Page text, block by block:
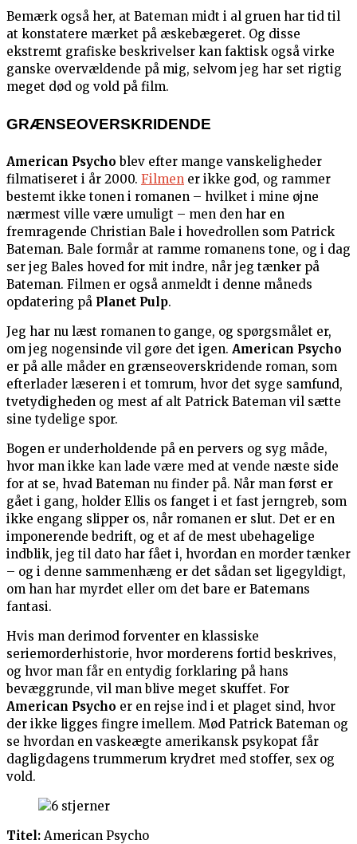
Bemærk også her, at Bateman midt i al gruen har tid til
at konstatere mærket på æskebægeret. Og disse
ekstremt grafiske beskrivelser kan faktisk også virke
ganske overvældende på mig, selvom jeg har set rigtig
meget død og vold på film.
GRÆNSEOVERSKRIDENDE
American Psycho blev efter mange vanskeligheder
filmatiseret i år 2000. Filmen er ikke god, og rammer
bestemt ikke tonen i romanen – hvilket i mine øjne
nærmest ville være umuligt – men den har en
fremragende Christian Bale i hovedrollen som Patrick
Bateman. Bale formår at ramme romanens tone, og i dag
ser jeg Bales hoved for mit indre, når jeg tænker på
Bateman. Filmen er også anmeldt i denne måneds
opdatering på Planet Pulp.
Jeg har nu læst romanen to gange, og spørgsmålet er,
om jeg nogensinde vil gøre det igen. American Psycho
er på alle måder en grænseoverskridende roman, som
efterlader læseren i et tomrum, hvor det syge samfund,
tvetydigheden og mest af alt Patrick Bateman vil sætte
sine tydelige spor.
Bogen er underholdende på en pervers og syg måde,
hvor man ikke kan lade være med at vende næste side
for at se, hvad Bateman nu finder på. Når man først er
gået i gang, holder Ellis os fanget i et fast jerngreb, som
ikke engang slipper os, når romanen er slut. Det er en
imponerende bedrift, og et af de mest ubehagelige
indblik, jeg til dato har fået i, hvordan en morder tænker
– og i denne sammenhæng er det sådan set ligegyldigt,
om han har myrdet eller om det bare er Batemans
fantasi.
Hvis man derimod forventer en klassiske
seriemorderhistorie, hvor morderens fortid beskrives,
og hvor man får en entydig forklaring på hans
bevæggrunde, vil man blive meget skuffet. For
American Psycho er en rejse ind i et plaget sind, hvor
der ikke ligges fingre imellem. Mød Patrick Bateman og
se hvordan en vaskeægte amerikansk psykopat får
dagligdagens trummerum krydret med stoffer, sex og
vold.
Titel: American Psycho